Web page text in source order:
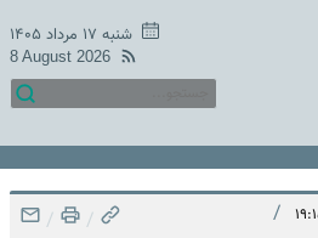
شنبه ۱۷ مرداد ۱۴۰۵
8 August 2026
/
/
/